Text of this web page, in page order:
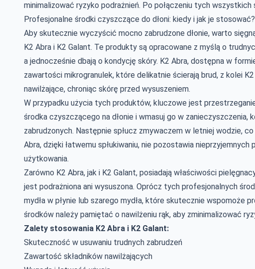
minimalizować ryzyko podrażnień. Po połączeniu tych
Profesjonalne środki czyszczące do dłoni: kiedy i jak je stosować?
Aby skutecznie wyczyścić mocno zabrudzone dłonie, warto
K2 Abra i K2 Galant. Te produkty są opracowane z myślą o
a jednocześnie dbają o kondycję skóry. K2 Abra, dostępna w
zawartości mikrogranulek, które delikatnie ścierają brud, z kolei
nawilżające, chroniąc skórę przed wysuszeniem.
W przypadku użycia tych produktów, kluczowe jest
środka czyszczącego na dłonie i wmasuj go w zanieczyszczenia,
zabrudzonych. Następnie spłucz zmywaczem w letniej wodzie,
Abra, dzięki łatwemu spłukiwaniu, nie pozostawia
użytkowania.
Zarówno K2 Abra, jak i K2 Galant, posiadają właściwości
jest podrażniona ani wysuszona. Oprócz tych profesjonalnych
mydła w płynie lub szarego mydła, które skutecznie wspomoże
środków należy pamiętać o nawilżeniu rąk, aby zminimalizować
Zalety stosowania K2 Abra i K2 Galant:
Skuteczność w usuwaniu trudnych zabrudzeń
Zawartość składników nawilżających